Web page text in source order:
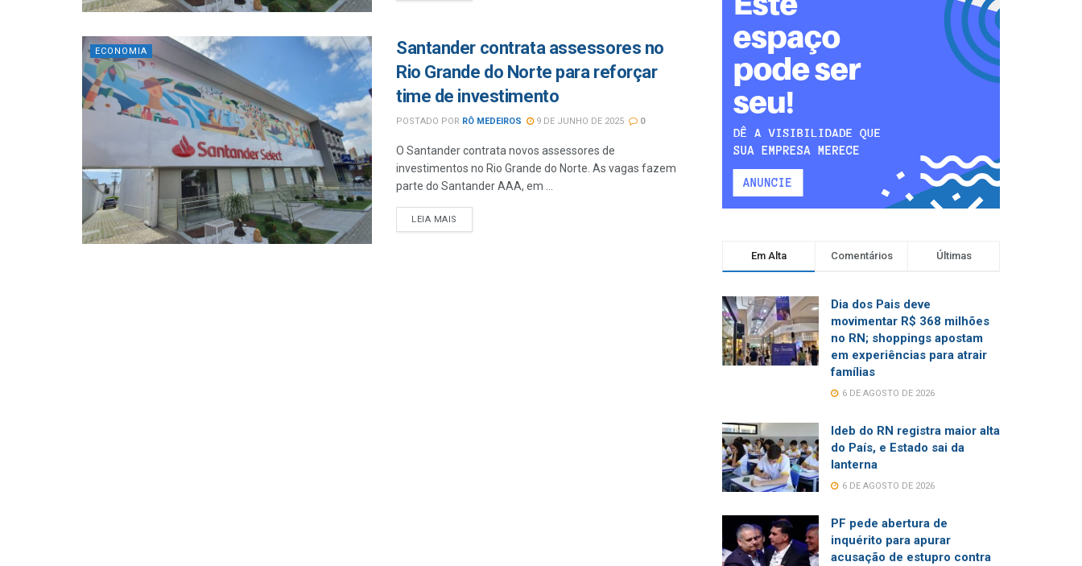
ECONOMIA
Santander contrata assessores no
Rio Grande do Norte para reforçar
time de investimento
POSTADO POR RÔ MEDEIROS 9 DE JUNHO DE 2025 0
O Santander contrata novos assessores de
investimentos no Rio Grande do Norte. As vagas fazem
parte do Santander AAA, em ...
LEIA MAIS
Em Alta Comentários Últimas
Dia dos Pais deve
movimentar R$ 368 milhões
no RN; shoppings apostam
em experiências para atrair
famílias
6 DE AGOSTO DE 2026
Ideb do RN registra maior alta
do País, e Estado sai da
lanterna
6 DE AGOSTO DE 2026
PF pede abertura de
inquérito para apurar
acusação de estupro contra